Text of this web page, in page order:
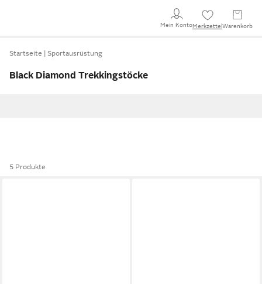
Mein KontoMerkzettel Warenkorb
Startseite Sportausrüstung
Black Diamond Trekkingstöcke
5 Produkte